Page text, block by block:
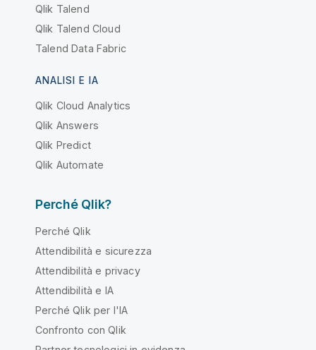
Qlik Talend
Qlik Talend Cloud
Talend Data Fabric
ANALISI E IA
Qlik Cloud Analytics
Qlik Answers
Qlik Predict
Qlik Automate
Perché Qlik?
Perché Qlik
Attendibilità e sicurezza
Attendibilità e privacy
Attendibilità e IA
Perché Qlik per l'IA
Confronto con Qlik